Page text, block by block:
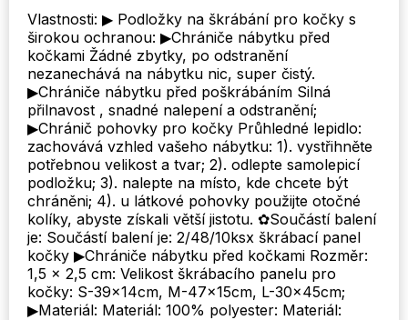
Scratching
Pad,
Cat
Training
Tape,
Protector
for
Couch,
Carpet,
Doors,
Pet
&
Kid
Safe
množství
Vlastnosti: ▶ Podložky na škrábání pro kočky s
širokou ochranou: ▶Chrániče nábytku před
kočkami Žádné zbytky, po odstranění
nezanechává na nábytku nic, super čistý.
▶Chrániče nábytku před poškrábáním Silná
přilnavost , snadné nalepení a odstranění;
▶Chránič pohovky pro kočky Průhledné lepidlo:
zachovává vzhled vašeho nábytku: 1). vystřihněte
potřebnou velikost a tvar; 2). odlepte samolepicí
podložku; 3). nalepte na místo, kde chcete být
chráněni; 4). u látkové pohovky použijte otočné
kolíky, abyste získali větší jistotu. ✿Součástí balení
je: Součástí balení je: 2/48/10ksx škrábací panel
kočky ▶Chrániče nábytku před kočkami Rozměr:
1,5 x 2,5 cm: Velikost škrábacího panelu pro
kočky: S-39x14cm, M-47x15cm, L-30x45cm;
▶Materiál: Materiál: 100% polyester: Materiál: